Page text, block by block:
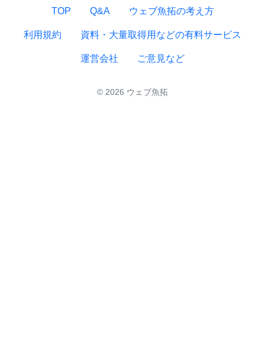
TOP Q&A ウェブ魚拓の考え方
利用規約 資料・大量取得用などの有料サービス
運営会社 ご意見など
© 2026 ウェブ魚拓